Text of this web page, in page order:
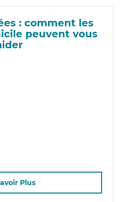
: comment les
peuvent vous
Plus